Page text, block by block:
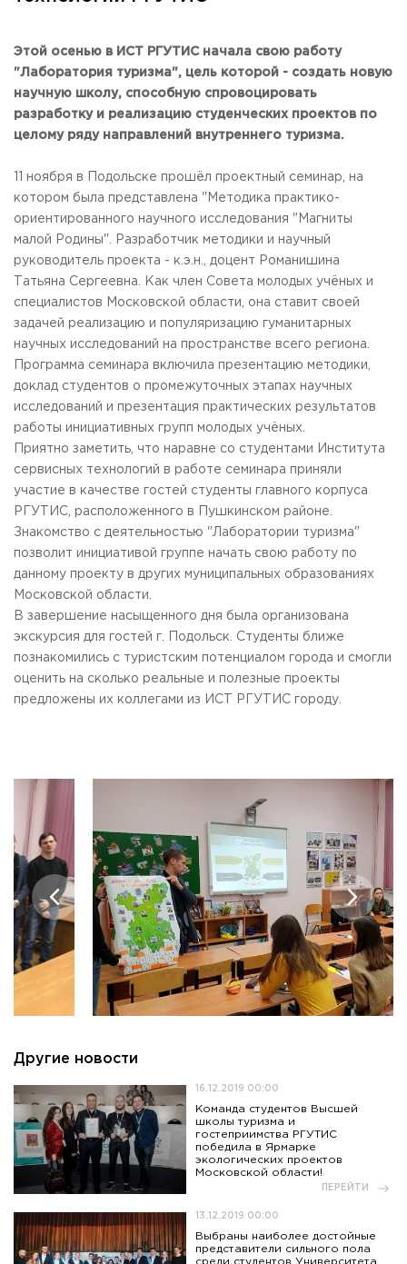
Contacts
Scientific activity
Additional education
Федеральное учебно-методическое объединение в
системе ВО
Federal educational and methodical association in the
system of secondary vocational education
Labor union committee
Competition of teaching staff
ORDER A CALLBACK
ADDRESS
99 Glavnaya Street, dp.Cherkizovo, Urban district Pushkinsky,
+7 (495) 940 83 58
E-MAIL
obrashenia@rguts.ru
WORKING HOURS
Mo-th: from 09:00 to 18:00;
Fr: from 09:00 to 16:45;
Этой осенью в ИСТ РГУТИС начала свою работу
"Лаборатория туризма", цель которой - создать новую
научную школу, способную спровоцировать
разработку и реализацию студенческих проектов по
целому ряду направлений внутреннего туризма.
11 ноября в Подольске прошёл проектный семинар, на
котором была представлена "Методика практико-
ориентированного научного исследования "Магниты
малой Родины". Разработчик методики и научный
руководитель проекта - к.э.н., доцент Романишина
Татьяна Сергеевна. Как член Совета молодых учёных и
специалистов Московской области, она ставит своей
задачей реализацию и популяризацию гуманитарных
научных исследований на пространстве всего региона.
Программа семинара включила презентацию методики,
доклад студентов о промежуточных этапах научных
исследований и презентация практических результатов
работы инициативных групп молодых учёных.
Приятно заметить, что наравне со студентами Института
сервисных технологий в работе семинара приняли
участие в качестве гостей студенты главного корпуса
РГУТИС, расположенного в Пушкинском районе.
Знакомство с деятельностью "Лаборатории туризма"
позволит инициативой группе начать свою работу по
данному проекту в других муниципальных образованиях
Московской области.
В завершение насыщенного дня была организована
экскурсия для гостей г. Подольск. Студенты ближе
познакомились с туристским потенциалом города и смогли
оценить на сколько реальные и полезные проекты
предложены их коллегами из ИСТ РГУТИС городу.
Другие новости
16.12.2019 00:00
Команда студентов Высшей
школы туризма и
гостеприимства РГУТИС
победила в Ярмарке
экологических проектов
Московской области!
ПЕРЕЙТИ
13.12.2019 00:00
Выбраны наиболее достойные
представители сильного пола
среди студентов Университета